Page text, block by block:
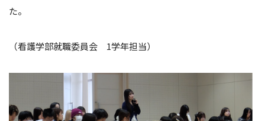
た。
（看護学部就職委員会 1学年担当）